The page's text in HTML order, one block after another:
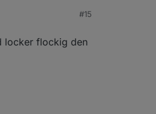
ERR! command
#15
locker flockig den